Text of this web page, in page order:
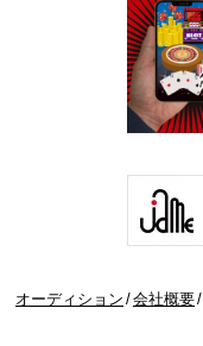
オーディション 会社概要